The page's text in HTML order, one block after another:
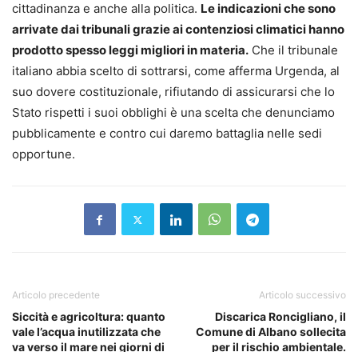
cittadinanza e anche alla politica. Le indicazioni che sono
arrivate dai tribunali grazie ai contenziosi climatici hanno
prodotto spesso leggi migliori in materia. Che il tribunale
italiano abbia scelto di sottrarsi, come afferma Urgenda, al
suo dovere costituzionale, rifiutando di assicurarsi che lo
Stato rispetti i suoi obblighi è una scelta che denunciamo
pubblicamente e contro cui daremo battaglia nelle sedi
opportune.
Articolo precedente
Siccità e agricoltura: quanto
vale l’acqua inutilizzata che
va verso il mare nei giorni di
Articolo successivo
Discarica Roncigliano, il
Comune di Albano sollecita
per il rischio ambientale.